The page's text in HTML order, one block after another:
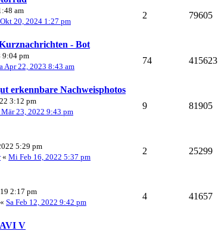
am
20, 2024 1:27 pm
2 79605
- Bot
9:04 pm
Apr 22, 2023 8:43 am
74 415623
erkennbare Nachweisphotos
3:12 pm
23, 2022 9:43 pm
9 81905
5:29 pm
« Mi Feb 16, 2022 5:37 pm
2 25299
2:17 pm
« Sa Feb 12, 2022 9:42 pm
4 41657
V